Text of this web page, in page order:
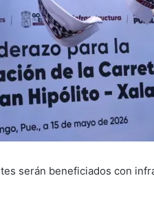
serán beneficiados con